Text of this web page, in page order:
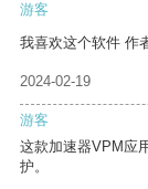
游客
我喜欢这个软件 作
2024-02-19
游客
这款加速器VPM应
护。